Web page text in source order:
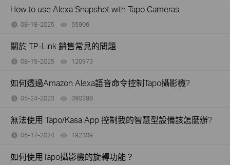
How to use Alexa Snapshot with Tapo Cameras
08-18-2025 55906
關於 TP-Link 銷售常見的問題
08-15-2025 120973
如何透過Amazon Alexa語音命令控制Tapo攝影機?
05-24-2023 390398
無法使用 Tapo/Kasa App 控制我的智慧型設備該怎麼辦?
06-17-2024 192109
如何使用Tapo攝影機的旋轉功能？